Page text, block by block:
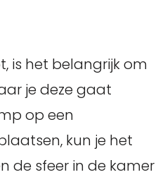
is het belangrijk om
je deze gaat
op een
kun je het
de sfeer in de kamer